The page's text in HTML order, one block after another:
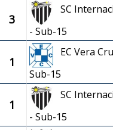
3
SC
- Sub-15
1
EC Vera
Sub-15
1
SC
- Sub-15